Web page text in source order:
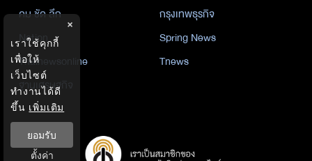
คม ชัด ลึก
กรุงเทพธุรกิจ
Nation
Spring News
Thainewsonline
Tnews
ฐานเศรษฐกิจ
×
เราใช้คุกกี้
เพื่อให้
เว็บไซต์
ทำงานได้ดี
ขึ้น เพิ่มเติม
ยอมรับ
ตั้งค่า